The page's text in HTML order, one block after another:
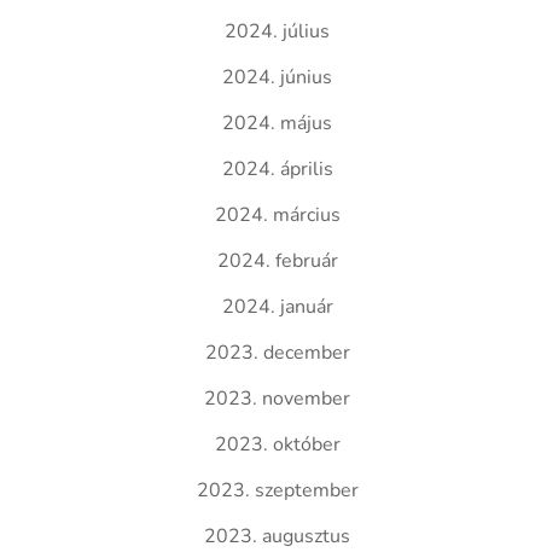
2024. július
2024. június
2024. május
2024. április
2024. március
2024. február
2024. január
2023. december
2023. november
2023. október
2023. szeptember
2023. augusztus